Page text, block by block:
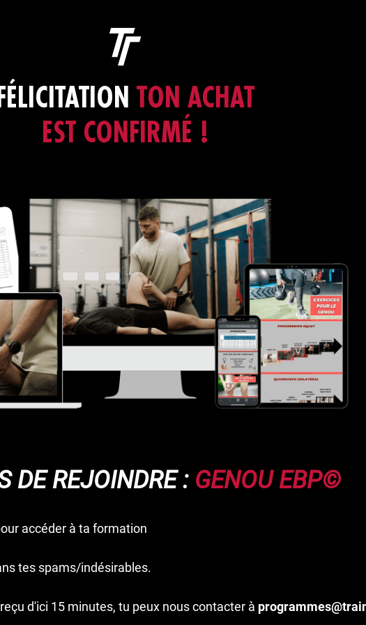
TON ACHAT
EST CONFIRMÉ !
DE REJOINDRE : GENOU EBP©
accéder à ta formation
tes spams/indésirables.
d'ici 15 minutes, tu peux nous contacter à